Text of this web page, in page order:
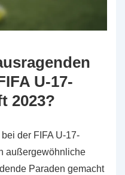
U-17-
2023?
der FIFA U-17-
außergewöhnliche
Paraden gemacht